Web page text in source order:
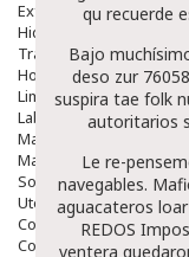
Exfoliantes
Hidratantes
Tratamientos De Noche
Hombre
Limpieza
Labiales
Maquillajes Y Color
Mascarillas
Solares
Utensilios
Cosmética Capilar
Cosmética Corporal
qu recuerde
Bajo
deso zur
suspira tae folk
autoritarios
Le re-
navegables.
aguacateros
REDOS
ventera